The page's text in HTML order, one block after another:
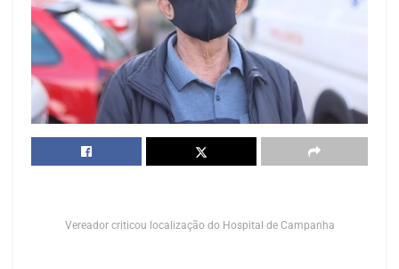
Vereador criticou localização do Hospital de Campanha